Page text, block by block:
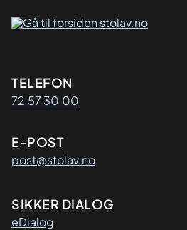
Kontaktinformasjon
TELEFON
72 57 30 00
E-POST
post@stolav.no
SIKKER DIALOG
eDialog